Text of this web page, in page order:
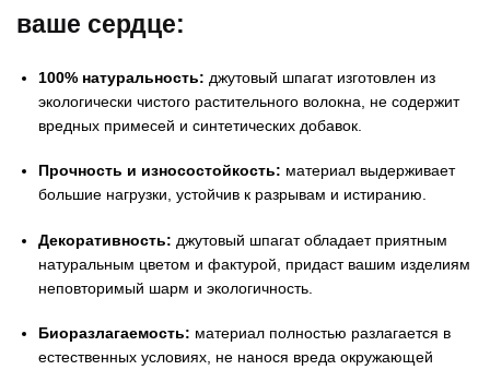
ваше сердце:
100% натуральность: джутовый шпагат изготовлен из
экологически чистого растительного волокна, не содержит
вредных примесей и синтетических добавок.
Прочность и износостойкость: материал выдерживает
большие нагрузки, устойчив к разрывам и истиранию.
Декоративность: джутовый шпагат обладает приятным
натуральным цветом и фактурой, придаст вашим изделиям
неповторимый шарм и экологичность.
Биоразлагаемость: материал полностью разлагается в
естественных условиях, не нанося вреда окружающей